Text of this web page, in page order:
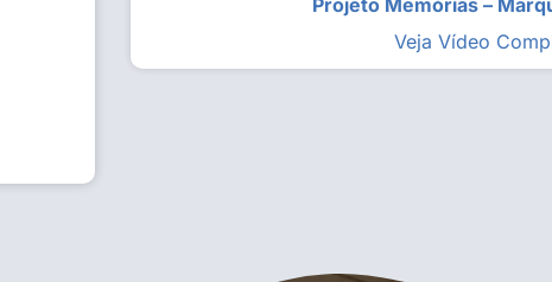
Projeto Memórias –
Veja Vídeo